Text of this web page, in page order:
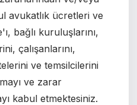
avukatlık ücretleri ve
bağlı kuruluşlarını,
çalışanlarını,
ve temsilcilerini
ve zarar
kabul etmektesiniz.